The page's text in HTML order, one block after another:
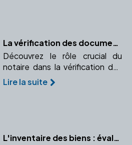
La vérification des documents immobiliers par le notaire
Découvrez le rôle crucial du
notaire dans la vérification des
documents immobiliers pour
garantir la conformité et la
Lire la suite
L'inventaire des biens : évaluer le patrimoine du défunt